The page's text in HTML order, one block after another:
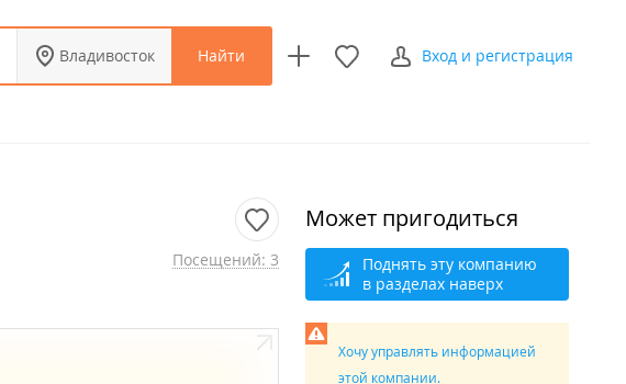
Владивосток Найти Вход и регистрация
Посещений: 3
Может пригодиться
Поднять эту компанию
в разделах наверх
Хочу управлять информацией
этой компании.